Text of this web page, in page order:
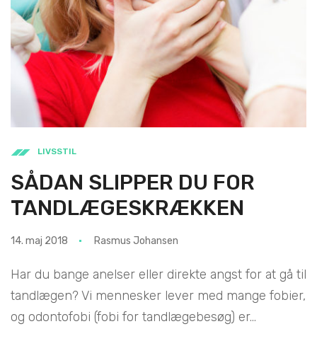
LIVSSTIL
SÅDAN SLIPPER DU FOR
TANDLÆGESKRÆKKEN
14. maj 2018 Rasmus Johansen
Har du bange anelser eller direkte angst for at gå til
tandlægen? Vi mennesker lever med mange fobier,
og odontofobi (fobi for tandlægebesøg) er...